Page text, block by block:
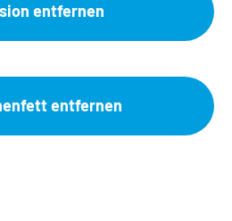
entfernen
entfernen